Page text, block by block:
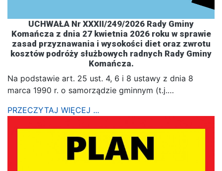
UCHWAŁA Nr XXXII/249/2026 Rady Gminy
Komańcza z dnia 27 kwietnia 2026 roku w sprawie
zasad przyznawania i wysokości diet oraz zwrotu
kosztów podróży służbowych radnych Rady Gminy
Komańcza.
Na podstawie art. 25 ust. 4, 6 i 8 ustawy z dnia 8
marca 1990 r. o samorządzie gminnym (t.j.…
PRZECZYTAJ WIĘCEJ ...